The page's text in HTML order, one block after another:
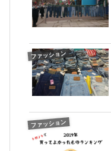
ファッション
ファッション